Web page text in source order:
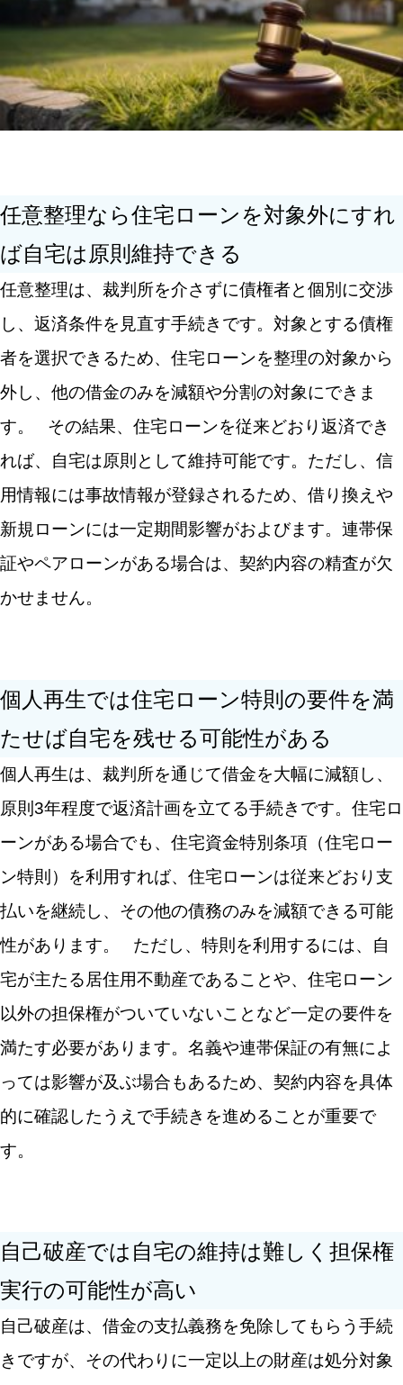
夫の債務整理が住宅ローンと家族に与える影響
夫が債務整理しても妻や家族の信用情報に自動的に傷
はつかない
住宅ローンを滞納すると家族も自宅を失うリスクが高
る
夫の債務整理と住宅ローン問題は早期相談が重要
任意整理なら住宅ローンを対象外にすれ
ば自宅は原則維持できる
任意整理は、裁判所を介さずに債権者と個別に交渉
し、返済条件を見直す手続きです。対象とする債権
者を選択できるため、住宅ローンを整理の対象から
外し、他の借金のみを減額や分割の対象にできま
す。
その結果、住宅ローンを従来どおり返済でき
れば、自宅は原則として維持可能です。ただし、信
用情報には事故情報が登録されるため、借り換えや
新規ローンには一定期間影響がおよびます。連帯保
証やペアローンがある場合は、契約内容の精査が欠
かせません。
個人再生では住宅ローン特則の要件を満
たせば自宅を残せる可能性がある
個人再生は、裁判所を通じて借金を大幅に減額し、
原則3年程度で返済計画を立てる手続きです。住宅ロ
ーンがある場合でも、住宅資金特別条項（住宅ロー
ン特則）を利用すれば、住宅ローンは従来どおり支
払いを継続し、その他の債務のみを減額できる可能
性があります。
ただし、特則を利用するには、自
宅が主たる居住用不動産であることや、住宅ローン
以外の担保権がついていないことなど一定の要件を
満たす必要があります。名義や連帯保証の有無によ
っては影響が及ぶ場合もあるため、契約内容を具体
的に確認したうえで手続きを進めることが重要で
す。
自己破産では自宅の維持は難しく担保権
実行の可能性が高い
自己破産は、借金の支払義務を免除してもらう手続
きですが、その代わりに一定以上の財産は処分対象